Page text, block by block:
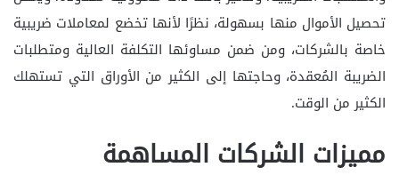
تحصيل الأموال منها بسهولة، نظرًا لأنها تخضع لمعاملات ضريبية
خاصة بالشركات، ومن ضمن مساوئها التكلفة العالية ومتطلبات
الضريبة المُعقدة، وحاجتها إلى الكثير من الأوراق التي تستهلك
الكثير من الوقت.
مميزات الشركات المساهمة